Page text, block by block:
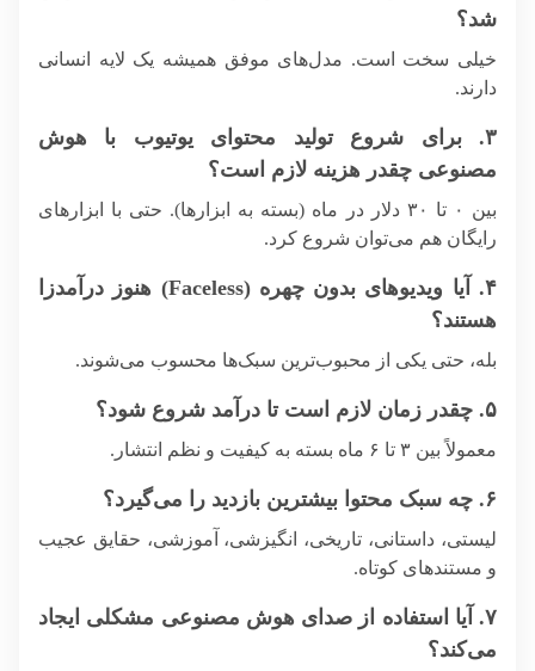
شد؟
خیلی سخت است. مدل‌های موفق همیشه یک لایه انسانی
دارند.
۳. برای شروع تولید محتوای یوتیوب با هوش
مصنوعی چقدر هزینه لازم است؟
بین ۰ تا ۳۰ دلار در ماه (بسته به ابزارها). حتی با ابزارهای
رایگان هم می‌توان شروع کرد.
۴. آیا ویدیوهای بدون چهره (Faceless) هنوز درآمدزا
هستند؟
بله، حتی یکی از محبوب‌ترین سبک‌ها محسوب می‌شوند.
۵. چقدر زمان لازم است تا درآمد شروع شود؟
معمولاً بین ۳ تا ۶ ماه بسته به کیفیت و نظم انتشار.
۶. چه سبک محتوا بیشترین بازدید را می‌گیرد؟
لیستی، داستانی، تاریخی، انگیزشی، آموزشی، حقایق عجیب
و مستندهای کوتاه.
۷. آیا استفاده از صدای هوش مصنوعی مشکلی ایجاد
می‌کند؟